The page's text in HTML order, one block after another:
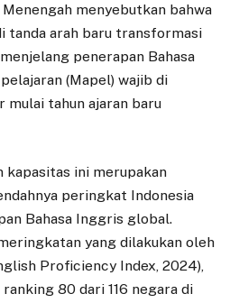
menyebutkan bahwa
tanda arah baru transformasi
penerapan Bahasa
(Mapel) wajib di
mulai tahun ajaran baru
ini merupakan
peringkat Indonesia
Bahasa Inggris global.
yang dilakukan oleh
Proficiency Index, 2024),
80 dari 116 negara di